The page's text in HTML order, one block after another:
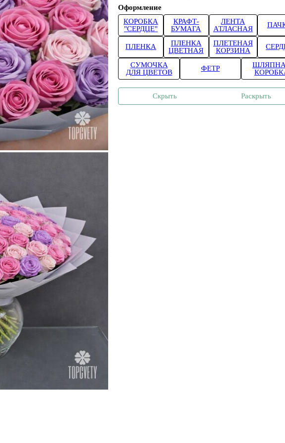
Оформление
КОРОБКА
"СЕРДЦЕ"
КРАФТ-
БУМАГА
ЛЕНТА
АТЛАСНАЯ
ПЛЕНКА
ПЛЕНКА
ЦВЕТНАЯ
ПЛЕТЕНАЯ
КОРЗИНА
СУМОЧКА
ДЛЯ ЦВЕТОВ
ФЕТР
Скрыть Раскрыть